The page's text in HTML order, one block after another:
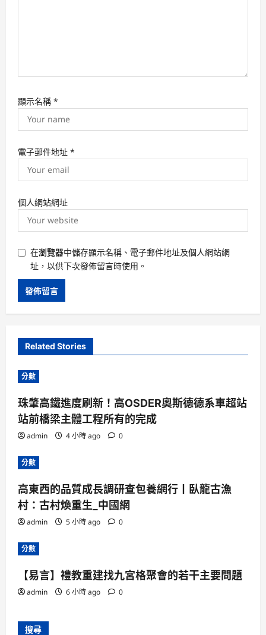
顯示名稱 *
電子郵件地址 *
個人網站網址
在瀏覽器中儲存顯示名稱、電子郵件地址及個人網站網
址，以供下次發佈留言時使用。
Related Stories
分數
珠肇高鐵進度刷新！高OSDER奧斯德德系車超站
站前橋梁主體工程所有的完成
admin 4 小時 ago 0
分數
高東西的品質成長調研查包養網行丨臥龍古漁
村：古村煥重生_中國網
admin 5 小時 ago 0
分數
【易言】禮教重建找九宮格聚會的若干主要問題
admin 6 小時 ago 0
搜尋